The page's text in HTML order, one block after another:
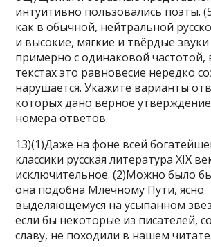
интуитивно пользовались поэты.
как в обычной, нейтральной
и высокие, мягкие и твёрдые
примерно с одинаковой частотой,
текстах это равновесие нередко
нарушается. Укажите варианты
которых дано верное
номера ответов.
13)(1)Даже на фоне всей
классики русская литература ХIХ
исключительное. (2)Можно было
она подобна Млечному Пути, ясно
выделяющемуся на усыпанном
если бы некоторые из писателей,
славу, не походили в нашем